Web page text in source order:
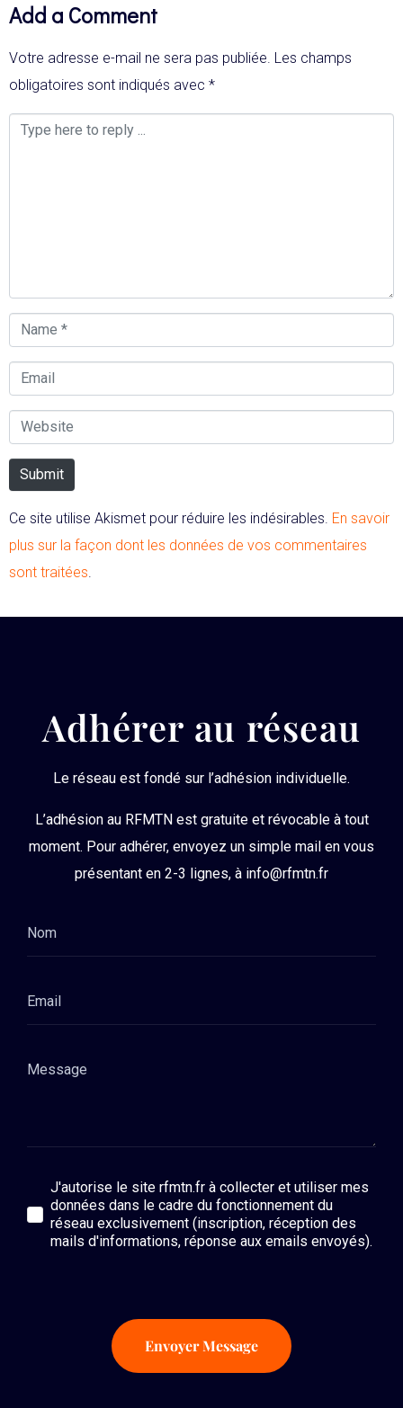
Add a Comment
Votre adresse e-mail ne sera pas publiée. Les champs
obligatoires sont indiqués avec *
Comment
Name
*
Email
Website
Submit
Ce site utilise Akismet pour réduire les indésirables. En savoir
plus sur la façon dont les données de vos commentaires
sont traitées.
Adhérer au réseau
Le réseau est fondé sur l’adhésion individuelle.
L’adhésion au RFMTN est gratuiteet révocable à tout
moment. Pour adhérer, envoyez un simple mail en vous
présentant en 2-3 lignes, à info@rfmtn.fr
J'autorise le site rfmtn.fr à collecter et utiliser mes
données dans le cadre du fonctionnement du
réseau exclusivement (inscription, réception des
mails d'informations, réponse aux emails envoyés).
Envoyer Message